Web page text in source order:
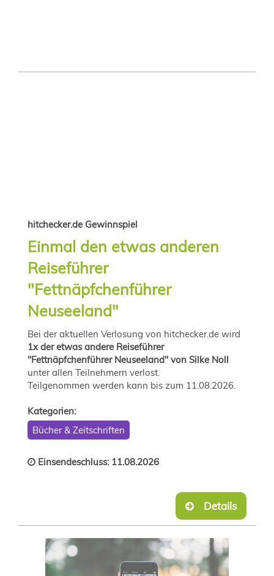
hitchecker.de Gewinnspiel
Einmal den etwas anderen
Reiseführer
"Fettnäpfchenführer
Neuseeland"
Bei der aktuellen Verlosung von hitchecker.de wird
1x der etwas andere Reiseführer
"Fettnäpfchenführer Neuseeland" von Silke Noll
unter allen Teilnehmern verlost.
Teilgenommen werden kann bis zum 11.08.2026.
Kategorien:
Bücher & Zeitschriften
Einsendeschluss: 11.08.2026
Details